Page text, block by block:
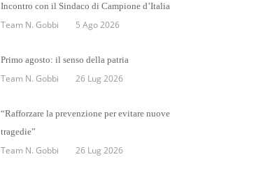
Incontro con il Sindaco di Campione d’Italia
Team N. Gobbi 5 Ago 2026
Primo agosto: il senso della patria
Team N. Gobbi 26 Lug 2026
“Rafforzare la prevenzione per evitare nuove
tragedie”
Team N. Gobbi 26 Lug 2026